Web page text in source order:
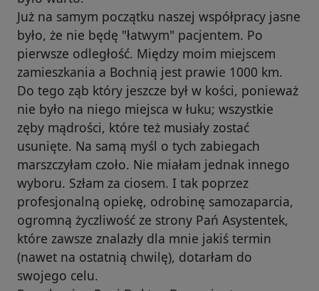
Już na samym początku naszej współpracy jasne
było, że nie będę "łatwym" pacjentem. Po
pierwsze odległość. Między moim miejscem
zamieszkania a Bochnią jest prawie 1000 km.
Do tego ząb który jeszcze był w kości, ponieważ
nie było na niego miejsca w łuku; wszystkie
zęby mądrości, które też musiały zostać
usunięte. Na samą myśl o tych zabiegach
marszczyłam czoło. Nie miałam jednak innego
wyboru. Szłam za ciosem. I tak poprzez
profesjonalną opiekę, odrobinę samozaparcia,
ogromną życzliwość ze strony Pań Asystentek,
które zawsze znalazły dla mnie jakiś termin
(nawet na ostatnią chwilę), dotarłam do
swojego celu.